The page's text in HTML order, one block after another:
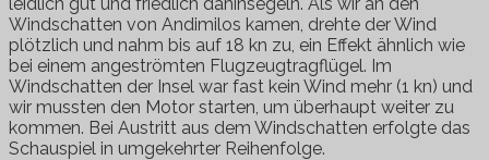
Windschatten von Andimilos kamen, drehte der Wind
plötzlich und nahm bis auf 18 kn zu, ein Effekt ähnlich wie
bei einem angeströmten Flugzeugtragflügel. Im
Windschatten der Insel war fast kein Wind mehr (1 kn) und
wir mussten den Motor starten, um überhaupt weiter zu
kommen. Bei Austritt aus dem Windschatten erfolgte das
Schauspiel in umgekehrter Reihenfolge.